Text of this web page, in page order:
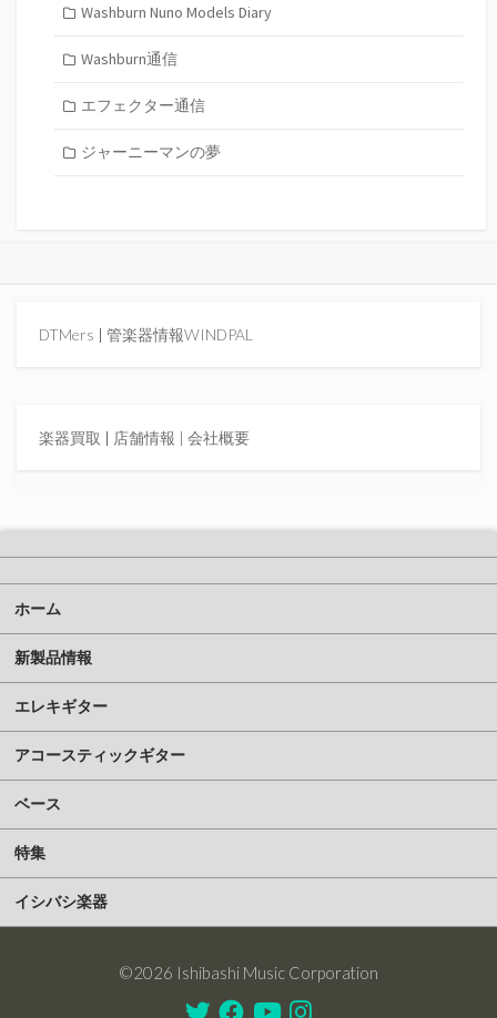
Washburn Nuno Models Diary
Washburn通信
エフェクター通信
ジャーニーマンの夢
DTMers | 管楽器情報WINDPAL
楽器買取 | 店舗情報 | 会社概要
ホーム
新製品情報
エレキギター
アコースティックギター
ベース
特集
イシバシ楽器
©2026 Ishibashi Music Corporation
TwitterFacebook
YoutubeInstagram